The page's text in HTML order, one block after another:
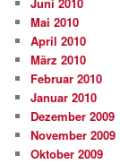
Juni 2010
Mai 2010
April 2010
März 2010
Februar 2010
Januar 2010
Dezember 2009
November 2009
Oktober 2009